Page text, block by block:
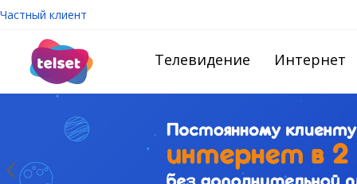
Частный клиент
Телевидение Интернет